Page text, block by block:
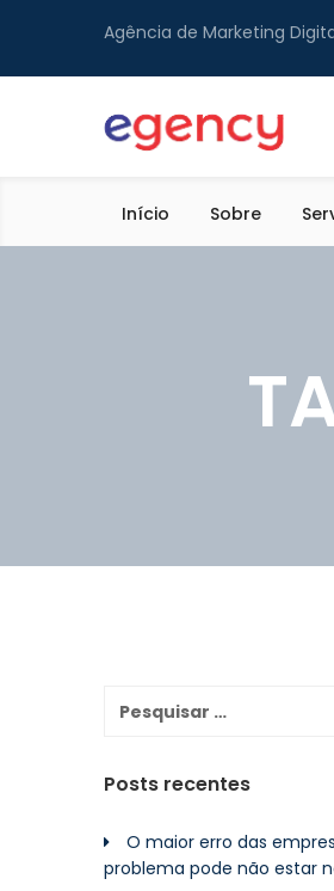
Agência de Marketing
Início Sobre
Posts recentes
O maior erro das
problema pode não estar